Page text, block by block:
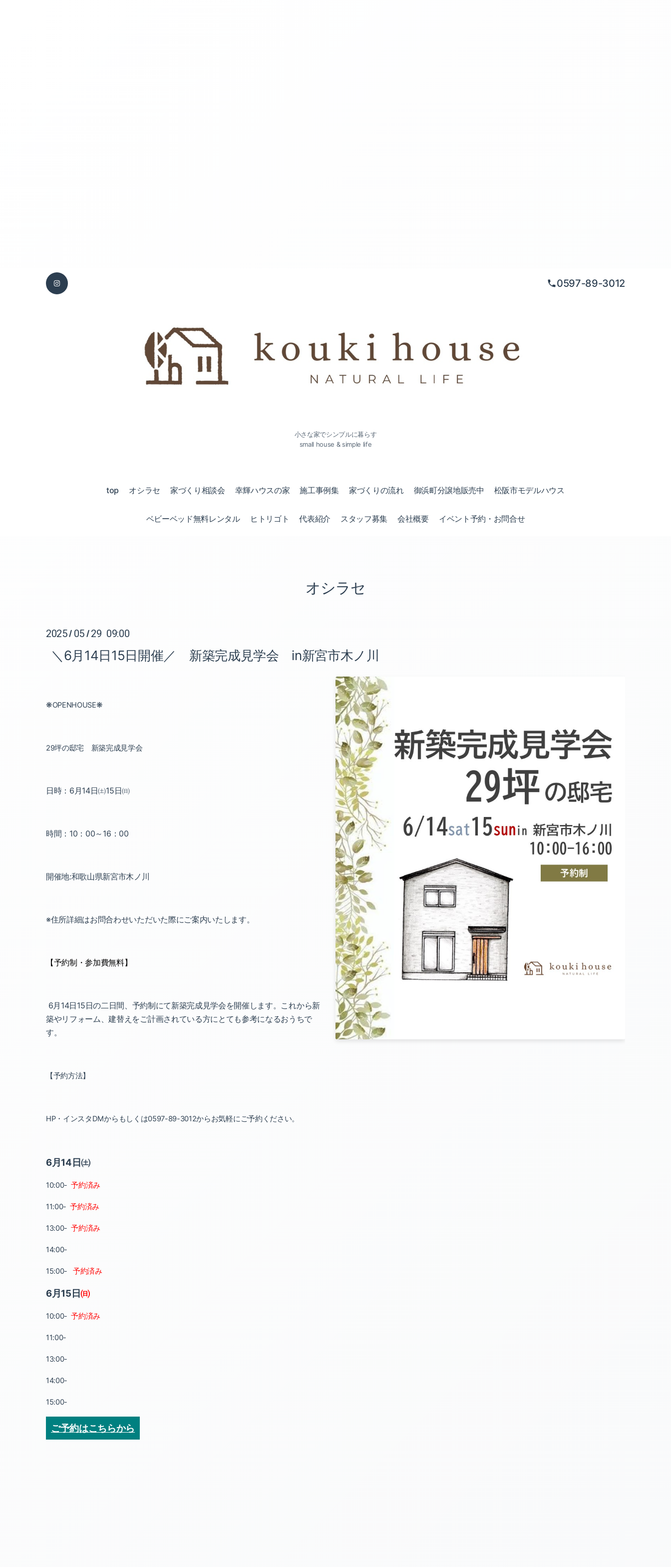
0597-89-3012
小さな家でシンプルに暮らす
small house & simple life
top オシラセ 家づくり相談会 幸輝ハウスの家 施工事例集 家づくりの流れ 御浜町分譲地販売中 松阪市モデルハウス
ベビーベッド無料レンタル ヒトリゴト 代表紹介 スタッフ募集 会社概要 イベント予約・お問合せ
オシラセ
2025/ 05 / 29 09:00
＼6月14日15日開催／ 新築完成見学会 in新宮市木ノ川
❋OPENHOUSE❋
29坪の邸宅 新築完成見学会
日時： 6月14日㈯15日㈰
時間： 10 ： 00～ 16 ： 00
開催地:和歌山県新宮市木ノ川
※住所詳細はお問合わせいただいた際にご案内いたします。
【予約制・参加費無料】
6月 14日15日の二日間、予約制にて新築完成見学会を開催します。これから新
築やリフォーム、建替えをご計画されている方にとても参考になるおうちで
す。
【予約方法】
HP・インスタDMから もしくは0597-89-3012からお気軽にご予約ください。
6月14日㈯
10:00-予約済み
11:00-予約済み
13:00-予約済み
14:00-
15:00-予約済み
6月15日㈰
10:00-予約済み
11:00-
13:00-
14:00-
15:00-
ご予約はこちらから